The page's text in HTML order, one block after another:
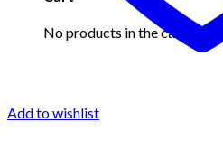
No products in the cart.
Add to wishlist